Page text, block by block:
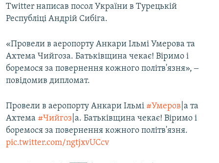
Усі сайти RFE/RL
Twitter написав посол України в Турецькій
Республіці Андрій Сибіга.
«Провели в аеропорту Анкари Ільмі Умерова та
Ахтема Чийгоза. Батьківщина чекає! Віримо і
боремося за повернення кожного політв'язня», ‒
повідомив дипломат.
Провели в аеропорту Анкари Ільмі #Умеров |а та
Ахтема #Чийгоз |а. Батьківщина чекає! Віримо і
боремося за повернення кожного політв'язня.
pic.twitter.com/ngtjxvUCcv